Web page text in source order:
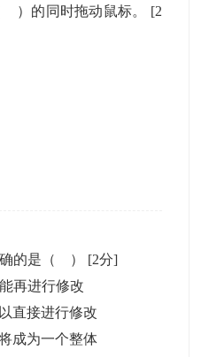
）的同时拖动鼠标。 [2
的是（ ） [2分]
再进行修改
直接进行修改
成为一个整体